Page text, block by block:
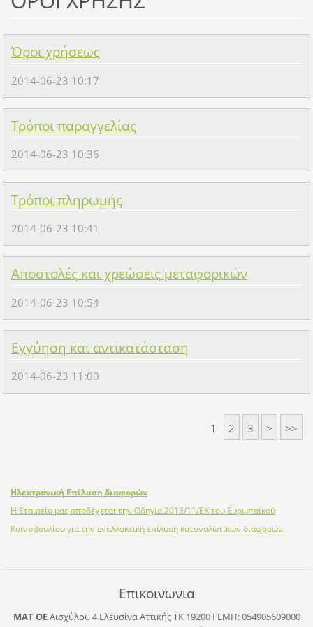
Όροι χρήσεως
2014-06-23 10:17
Τρόποι παραγγελίας
2014-06-23 10:36
Τρόποι πληρωμής
2014-06-23 10:41
Αποστολές και χρεώσεις μεταφορικών
2014-06-23 10:54
Εγγύηση και αντικατάσταση
2014-06-23 11:00
1 2 3 > >>
Ηλεκτρονική Επίλυση διαφορών
Η Εταιρεία μας αποδέχεται την Οδηγία 2013/11/ΕΚ του Ευρωπαϊκού
Κοινοβουλίου για την εναλλακτική επίλυση καταναλωτικών διαφορών.
Επικοινωνια
ΜΑΤ ΟΕΑισχύλου 4 Ελευσίνα Αττικής ΤΚ 19200ΓΕΜΗ: 054905609000